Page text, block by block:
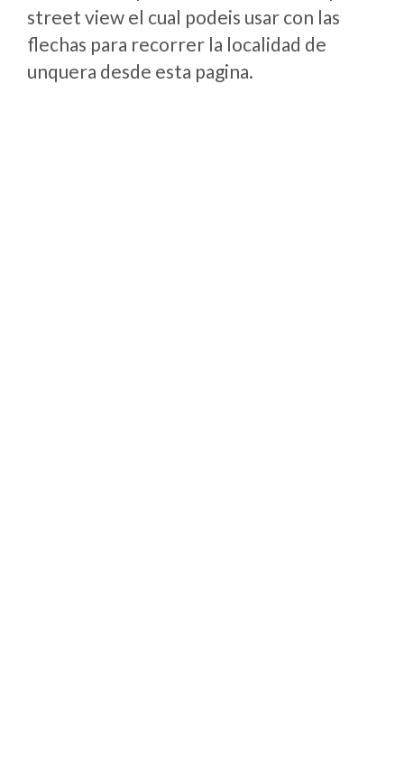
street view el cual podeis usar con las
flechas para recorrer la localidad de
unquera desde esta pagina.